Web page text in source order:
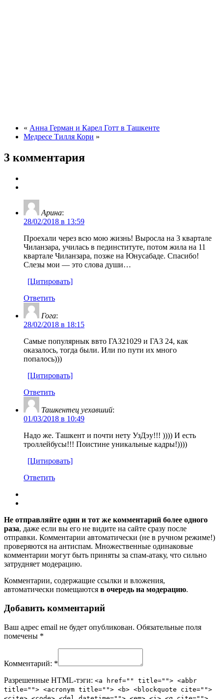
« Анна Герман и Карел Готт в Ташкенте
Медресе Тилля Кори »
3 комментария
Арина:
28/02/2018 в 13:59
Проехали через всю мою жизнь! Выросла на 3 квартале
Чиланзара, училась в пединституте, потом жила на 11
квартале Чиланзара, позже на Юнусабаде. Спасибо!
Слезы мои — это слова души…
[Цитировать]
Ответить
Гога:
28/02/2018 в 18:15
Самые популярнык ввто ГАЗ21029 и ГАЗ 24, как
оказалось, тогда были. Или по пути их много
попалось)))
[Цитировать]
Ответить
Ташкентец уехавший:
01/03/2018 в 10:49
Надо же. Ташкент и почти нету УзДэу!!! )))) И есть
троллейбусы!!! Поистине уникальные кадры!))))
[Цитировать]
Ответить
Не отправляйте один и тот же комментарий более одного
раза, даже если вы его не видите на сайте сразу после
отправки. Комментарии автоматически (не в ручном режиме!)
проверяются на антиспам. Множественные одинаковые
комментарии могут быть приняты за спам-атаку, что сильно
затрудняет модерацию.
Комментарии, содержащие ссылки и вложения,
автоматически помещаются в очередь на модерацию.
Добавить комментарий
Ваш адрес email не будет опубликован. Обязательные поля
помечены *
Комментарий: *
Разрешенные HTML-тэги: <a href="" title=""> <abbr
title=""> <acronym title=""> <b> <blockquote cite="">